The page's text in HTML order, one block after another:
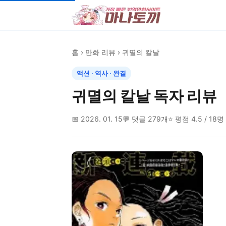
홈 › 만화 리뷰 › 귀멸의 칼날
액션 · 역사 · 완결
귀멸의 칼날 독자 리뷰
📅 2026. 01. 15💬 댓글 279개⭐ 평점 4.5 / 18명